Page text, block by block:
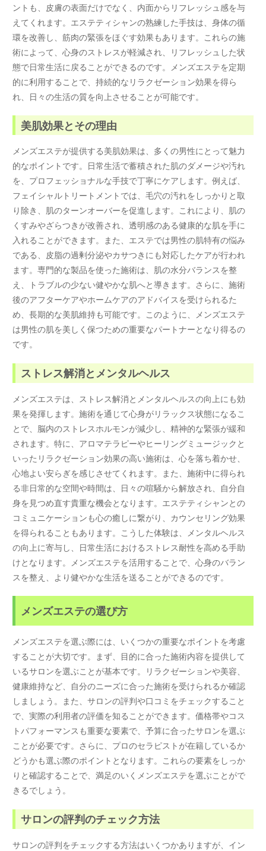
ントも、皮膚の表面だけでなく、内面からリフレッシュ感を与
えてくれます。エステティシャンの熟練した手技は、身体の循
環を改善し、筋肉の緊張をほぐす効果もあります。これらの施
術によって、心身のストレスが軽減され、リフレッシュした状
態で日常生活に戻ることができるのです。メンズエステを定期
的に利用することで、持続的なリラクゼーション効果を得ら
れ、日々の生活の質を向上させることが可能です。
美肌効果とその理由
メンズエステが提供する美肌効果は、多くの男性にとって魅力
的なポイントです。日常生活で蓄積された肌のダメージや汚れ
を、プロフェッショナルな手技で丁寧にケアします。例えば、
フェイシャルトリートメントでは、毛穴の汚れをしっかりと取
り除き、肌のターンオーバーを促進します。これにより、肌の
くすみやざらつきが改善され、透明感のある健康的な肌を手に
入れることができます。また、エステでは男性の肌特有の悩み
である、皮脂の過剰分泌やカサつきにも対応したケアが行われ
ます。専門的な製品を使った施術は、肌の水分バランスを整
え、トラブルの少ない健やかな肌へと導きます。さらに、施術
後のアフターケアやホームケアのアドバイスを受けられるた
め、長期的な美肌維持も可能です。このように、メンズエステ
は男性の肌を美しく保つための重要なパートナーとなり得るの
です。
ストレス解消とメンタルヘルス
メンズエステは、ストレス解消とメンタルヘルスの向上にも効
果を発揮します。施術を通じて心身がリラックス状態になるこ
とで、脳内のストレスホルモンが減少し、精神的な緊張が緩和
されます。特に、アロマテラピーやヒーリングミュージックと
いったリラクゼーション効果の高い施術は、心を落ち着かせ、
心地よい安らぎを感じさせてくれます。また、施術中に得られ
る非日常的な空間や時間は、日々の喧騒から解放され、自分自
身を見つめ直す貴重な機会となります。エステティシャンとの
コミュニケーションも心の癒しに繋がり、カウンセリング効果
を得られることもあります。こうした体験は、メンタルヘルス
の向上に寄与し、日常生活におけるストレス耐性を高める手助
けとなります。メンズエステを活用することで、心身のバラン
スを整え、より健やかな生活を送ることができるのです。
メンズエステの選び方
メンズエステを選ぶ際には、いくつかの重要なポイントを考慮
することが大切です。まず、目的に合った施術内容を提供して
いるサロンを選ぶことが基本です。リラクゼーションや美容、
健康維持など、自分のニーズに合った施術を受けられるか確認
しましょう。また、サロンの評判や口コミをチェックすること
で、実際の利用者の評価を知ることができます。価格帯やコス
トパフォーマンスも重要な要素で、予算に合ったサロンを選ぶ
ことが必要です。さらに、プロのセラピストが在籍しているか
どうかも選ぶ際のポイントとなります。これらの要素をしっか
りと確認することで、満足のいくメンズエステを選ぶことがで
きるでしょう。
サロンの評判のチェック方法
サロンの評判をチェックする方法はいくつかありますが、イン